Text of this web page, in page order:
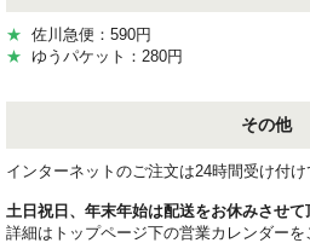
★ 佐川急便：590円
★ ゆうパケット：280円
その他
インターネットのご注文は24時間受け付け
土日祝日、年末年始は配送をお休みさせて
詳細はトップページ下の営業カレンダーを